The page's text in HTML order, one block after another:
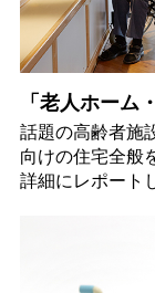
「老人ホーム
話題の高齢者施
向けの住宅全般
詳細にレポート